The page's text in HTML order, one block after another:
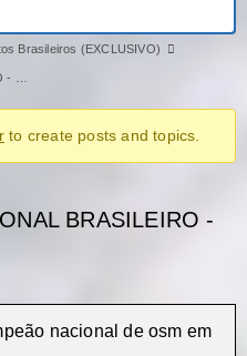
Brasileiros (EXCLUSIVO)
- …
to create posts and topics.
BRASILEIRO -
nacional de osm em